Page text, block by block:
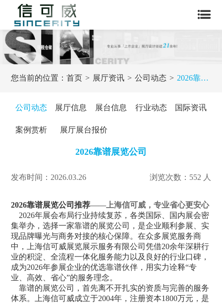
您当前的位置：首页 展厅资讯 公司动态 2026靠谱展览公司
公司动态 展厅信息 展台信息 行业动态 国际资讯
案例赏析 展厅展台报价
2026靠谱展览公司
发布时间：2026.03.26 浏览次数：552 人
2026靠谱展览公司推荐——上海信可威，专业省心更安心
2026年展会布局行业持续复苏，各类国际、国内展会密
集举办，选择一家靠谱的展览公司，是企业顺利参展、实
现品牌曝光与商务对接的核心保障。在众多展览服务商
中，上海信可威展览展示服务有限公司凭借20余年深耕行
业的积淀、全流程一体化服务能力以及良好的行业口碑，
成为2026年参展企业的优选靠谱伙伴，用实力诠释“专
业、高效、省心”的服务理念。
靠谱的展览公司
，首先离不开扎实的资质与完善的服务
体系。上海信可威成立于2004年，注册资本1800万元，是